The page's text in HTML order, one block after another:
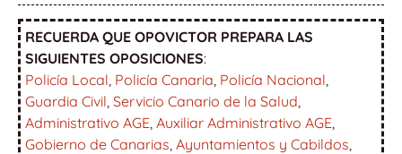
RECUERDA QUE OPOVICTOR PREPARA LAS
SIGUIENTES OPOSICIONES:
Policía Local Policía Canaria Policía Nacional
Guardia Civil Servicio Canario de la Salud
Administrativo AGE Auxiliar Administrativo AGE
Gobierno de Canarias Ayuntamientos y Cabildos